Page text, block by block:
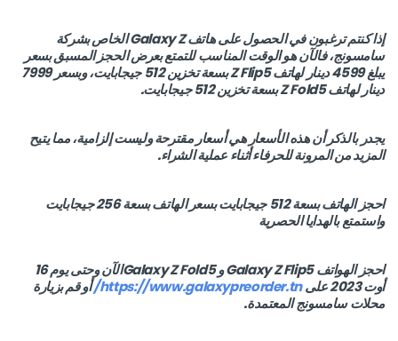
إذا كنتم ترغبون في الحصول على هاتف Galaxy Z الخاص بشركة
سامسونج، فالآن هو الوقت المناسب للتمتع بعرض الحجز المسبق بسعر
يبلغ 4599 دينار لهاتف Z Flip5 بسعة تخزين 512 جيجابايت، وبسعر 7999
دينار لهاتف Z Fold5 بسعة تخزين 512 جيجابايت.
يجدر بالذكر أن هذه الأسعار هي أسعار مقترحة وليست إلزامية، مما يتيح
المزيد من المرونة للحرفاء أثناء عملية الشراء.
احجز الهاتف بسعة 512 جيجابايت بسعر الهاتف بسعة 256 جيجابايت
واستمتع بالهدايا الحصرية
احجز الهواتف Galaxy Z Flip5 و Galaxy Z Fold5الآن وحتى يوم 16
أوت 2023 على
https://www.galaxypreorder.tn/ أو قم بزيارة
محلات سامسونج المعتمدة.